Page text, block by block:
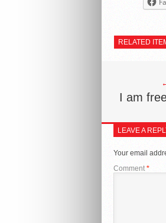
RELATED
I am
LEAVE A
Your email
Comment*